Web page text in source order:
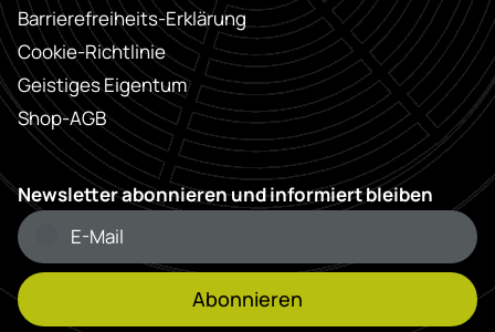
Barrierefreiheits-Erklärung
Cookie-Richtlinie
Geistiges Eigentum
Shop-AGB
Newsletter abonnieren und informiert bleiben
Abonnieren